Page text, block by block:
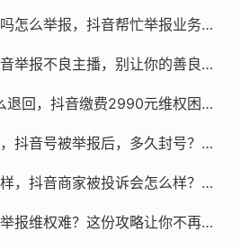
诈，整理的证据链往往因为缺乏
，这类团队熟悉平台规则与法务
”的核心切片，并协助撰写逻辑严
材料，他们对接的渠道有时也比
诉无门的案例。
是对网络乱象的一票否决，无论
抖音帮忙举报业务违法吗怎么举报，抖音帮忙举报业务暗藏风险，专业维权还需走正道
抖音举报不良主播，抖音举报不良主播，别让你的善良，成为流量骗局的帮凶
抖音教学收费2990怎么退回，抖音缴费2990元维权困局，警惕云剪辑培训陷阱与自救指南
抖音号被举报多久封号，抖音号被举报后，多久封号？深度解析与应对策略
抖音商家被投诉会怎么样，抖音商家被投诉会怎么样？别等关店才后悔
抖音举报怎么弄，抖音举报维权难？这份攻略让你不再忍气吞声